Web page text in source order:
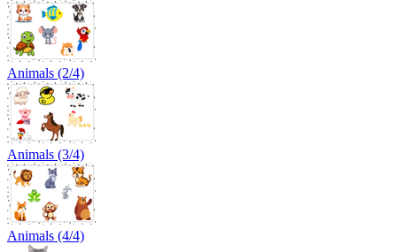
Animals (2/4)
Animals (3/4)
Animals (4/4)